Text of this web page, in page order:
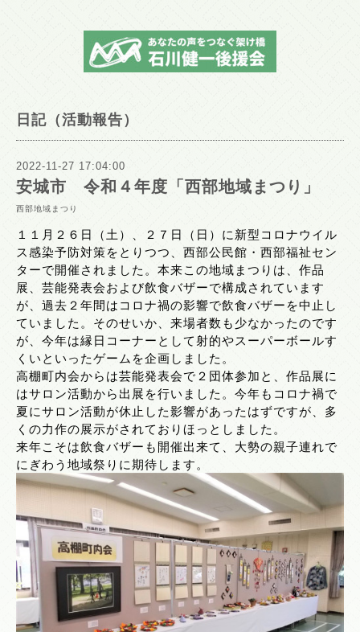
日記（活動報告）
2022-11-27 17:04:00
安城市 令和４年度「西部地域まつり」
西部地域まつり
１１月２６日（土）、２７日（日）に新型コロナウイル
ス感染予防対策をとりつつ、西部公民館・西部福祉セン
ターで開催されました。本来この地域まつりは、作品
展、芸能発表会および飲食バザーで構成されています
が、過去２年間はコロナ禍の影響で飲食バザーを中止し
ていました。そのせいか、来場者数も少なかったのです
が、今年は縁日コーナーとして射的やスーパーボールす
くいといったゲームを企画しました。
高棚町内会からは芸能発表会で２団体参加と、作品展に
はサロン活動から出展を行いました。今年もコロナ禍で
夏にサロン活動が休止した影響があったはずですが、多
くの力作の展示がされておりほっとしました。
来年こそは飲食バザーも開催出来て、大勢の親子連れで
にぎわう地域祭りに期待します。